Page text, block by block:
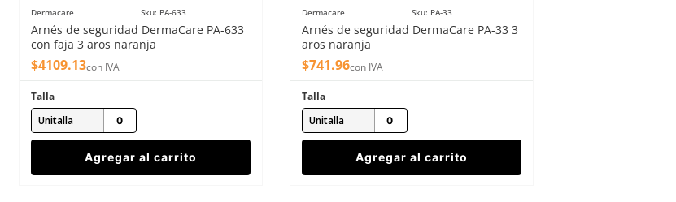
Dermacare Sku: PA-633
Arnés de seguridad DermaCare PA-633
con faja 3 aros naranja
$4109.13con IVA
Talla
Unitalla
Agregar al carrito
Dermacare Sku: PA-33
Arnés de seguridad DermaCare PA-33 3
aros naranja
$741.96con IVA
Talla
Unitalla
Agregar al carrito